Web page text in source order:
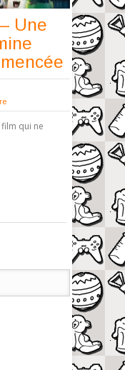
Une
qui ne